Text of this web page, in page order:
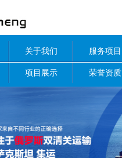
关于我们 服务项目
项目展示 荣誉资质